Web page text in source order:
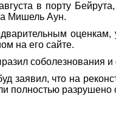
в порту
Мишель Аун.
на его сайте.
соболезнования
заявил, что на
полностью разрушено